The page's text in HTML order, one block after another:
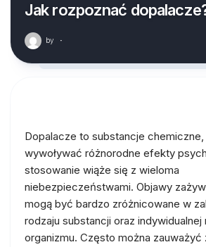
Jak rozpoznać
by ·
Dopalacze to substancje
wywoływać różnorodne efekty
stosowanie wiąże się z wieloma
niebezpieczeństwami. Objawy
mogą być bardzo zróżnicowane w
rodzaju substancji oraz indywidualnej
organizmu. Często można zauważyć